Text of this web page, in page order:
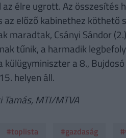
élre ugrott. Az összesítés
az előző kabinethez
maradtak, Csányi Sándor
tűnik, a harmadik
külügyminiszter a 8.,
helyen áll.
Tamás, MTI/MTVA
#toplista #gazdaság